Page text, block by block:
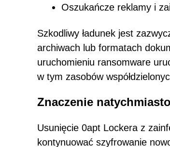
Oszukańcze reklamy i
Szkodliwy ładunek jest
archiwach lub formatach
uruchomieniu ransomware
w tym zasobów
Znaczenie
Usunięcie 0apt Lockera z
kontynuować szyfrowanie